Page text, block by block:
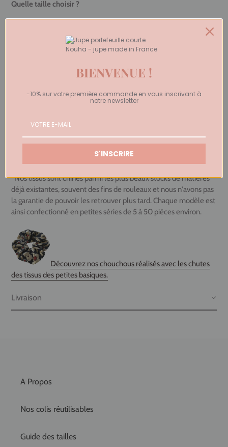
Quelle taille choisir ?
M : tour de taille 36-38 longueur 102 cm
L : tour de taille 40, longueur 103,5cm
Si vous hésitez entre deux tailles, prenez la taille au-dessus de
Le mannequin porte une taille S et mesure 170 cm.
Si votre taille n'est plus disponible ou si vous souhaitez un
ajustement semi-mesure ou sur-mesure, contactez-nous à
contact@belledejupe.com. Il sera peut-être possible de faire
confectionner l'article sur demande.
*Nos tissus sont chinés parmi les plus beaux stocks de matières
déjà existantes, souvent des fins de rouleaux et nous n'avons pas
la garantie de pouvoir les retrouver plus tard. Chaque modèle est
ainsi confectionné en petites séries de 5 à 50 pièces environ.
Découvrez nos chouchous réalisés avec les chutes
des tissus des petites basiques.
Livraison
A Propos
Nos colis réutilisables
Guide des tailles
BIENVENUE !
-10% sur votre première commande en vous inscrivant à
notre newsletter
S'INSCRIRE